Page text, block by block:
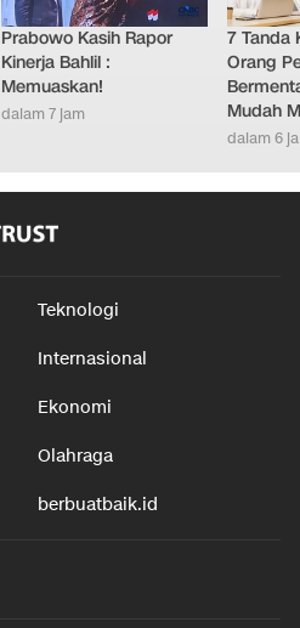
Prabowo Kasih Rapor
Kinerja Bahlil :
Memuaskan!
dalam 7 jam
7 Tanda
Orang
Mudah
dalam 6
Teknologi
Internasional
Ekonomi
Olahraga
berbuatbaik.id